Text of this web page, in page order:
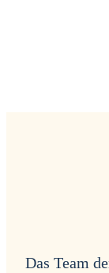
Das Team